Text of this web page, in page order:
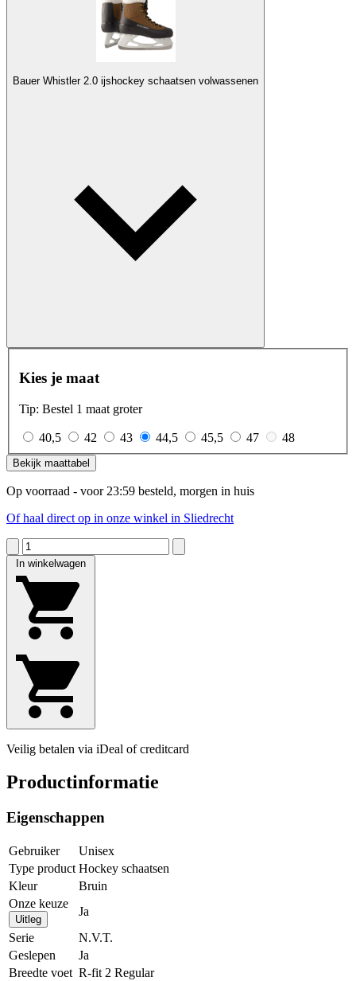
Bauer Whistler 2.0 ijshockey schaatsen volwassenen
Kies je maat
Tip: Bestel 1 maat groter
40,5 42 43 44,5 45,5 47 48
Bekijk maattabel
Op voorraad - voor 23:59 besteld, morgen in huis
Of haal direct op in onze winkel in Sliedrecht
In winkelwagen
Veilig betalen via iDeal of creditcard
Productinformatie
Eigenschappen
Gebruiker
Unisex
Type product Hockey schaatsen
Kleur
Bruin
Onze keuze
Uitleg
Ja
Serie
N.V.T.
Geslepen
Ja
Breedte voet R-fit 2 Regular